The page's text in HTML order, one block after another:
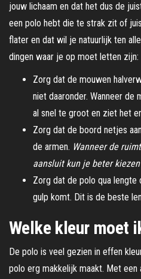
jouw lichaam en dat het dus de
een polo hebt die te strak zit of
flater en dat wil je natuurlijk ten
dingen waar je op moet letten zijn:
Zorg dat de mouwen
niet daaronder. Wanneer
al snel te groot en ziet het
Zorg dat de boord netjes
de armen. Wanneer de
aansluit kun je beter
Zorg dat de polo qua
gulp komt. Dit is de beste
Welke kleur moet
De polo is veel gezien in effen
polo erg makkelijk maakt. Met